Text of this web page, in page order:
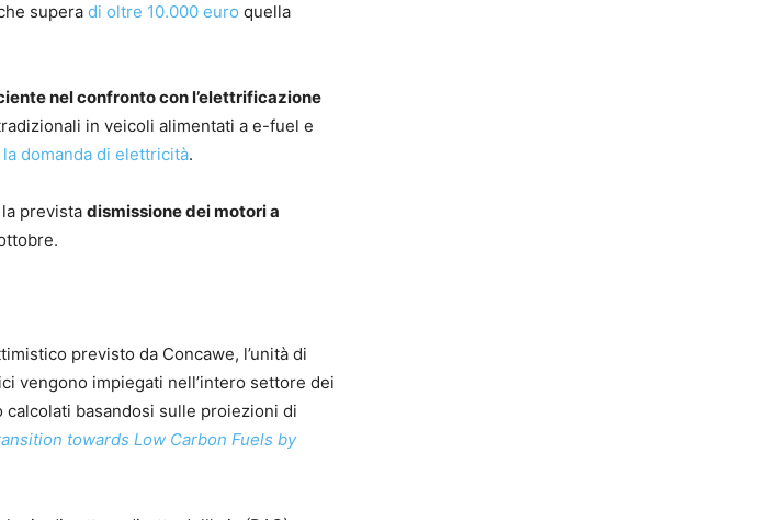
supera di oltre 10.000 euro quella
nel confronto con l’elettrificazione
in veicoli alimentati a e-fuel e
domanda di elettricità.
prevista dismissione dei motori a
previsto da Concawe, l’unità di
vengono impiegati nell’intero settore dei
basandosi sulle proiezioni di
towards Low Carbon Fuels by